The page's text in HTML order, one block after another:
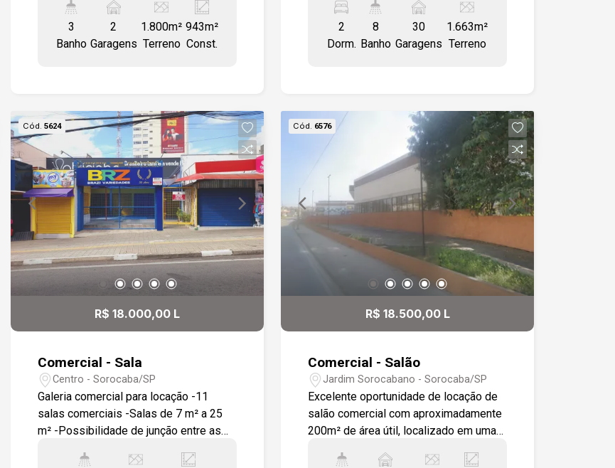
quem busca visibilidade e fácil acesso.
A localização estratégica oferece
proximidade a diversos comércios,
personalização do espaço, e um pé
direito diferenciado, que contribui para
uma atmosfera ampla e agradável.
Dispõe de três banheiros, sendo um
deles adaptado para pessoas com
deficiência, demonstrando atenção à
acessibilidade. O acesso é facilitado
por elevador e escadas largas,
garantindo conforto e segurança. O
prédio é novo, construído em pré-
fabricado de concreto, o que assegura
deixe passar essa chance de instalar
completa. Agende já sua visita e
descubra o potencial deste espaço!
3
Banho
2
Garagens
1.800m²
Terreno
943m²
Const.
masculino e feminino, 3 salas amplas,
andar superior com salão amplo, 2
salas com wc privativo, 2 salas com
porcelanatos, ar condicionado em todos
os ambientes, vaga de estacionamento
para 30 veículos e 7 motos.
2
Dorm.
8
Banho
30
Garagens
1.663m²
Terreno
Cód. 5624
R$ 18.000,00 L
Comercial - Sala
Centro - Sorocaba/SP
Galeria comercial para locação -11
salas comerciais -Salas de 7 m² a 25
m² -Possibilidade de junção entre as
masculino e feminino Diferenciais: -
Cód. 6576
R$ 18.500,00 L
Comercial - Salão
Jardim Sorocabano - Sorocaba/SP
Excelente oportunidade de locação de
salão comercial com aproximadamente
200m² de área útil, localizado em uma
zona norte de Sorocaba. Situado em um